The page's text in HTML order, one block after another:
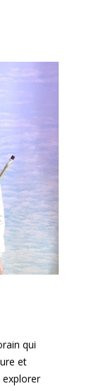
qui
et
explorer